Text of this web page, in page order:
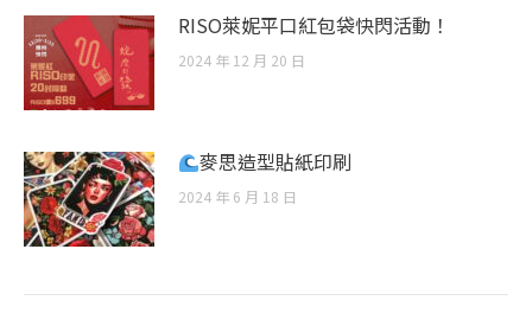
RISO萊妮平口紅包袋快閃活動！
2024 年 12 月 20 日
麥思造型貼紙印刷
2024 年 6 月 18 日